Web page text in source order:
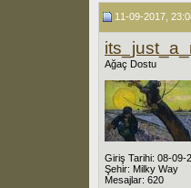
11-09-2017,
Ağaç Dostu
Giriş Tarihi: 08-09-
Şehir: Milky Way
Mesajlar: 620